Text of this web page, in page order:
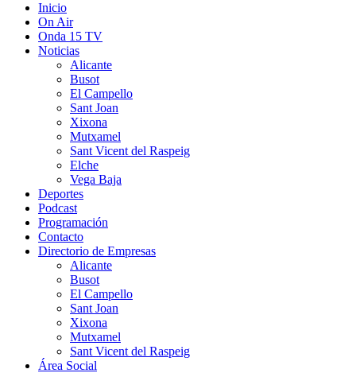
Inicio
On Air
Onda 15 TV
Noticias
Alicante
Busot
El Campello
Sant Joan
Xixona
Mutxamel
Sant Vicent del Raspeig
Elche
Vega Baja
Deportes
Podcast
Programación
Contacto
Directorio de Empresas
Alicante
Busot
El Campello
Sant Joan
Xixona
Mutxamel
Sant Vicent del Raspeig
Área Social